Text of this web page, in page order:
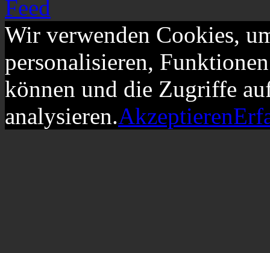
Wir verwenden Cookies,
personalisieren,
können und die Zugriffe
analysieren.Akzeptieren